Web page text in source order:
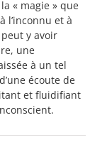
« magie » que
l’inconnu et à
y avoir
une
à un tel
écoute de
et fluidifiant